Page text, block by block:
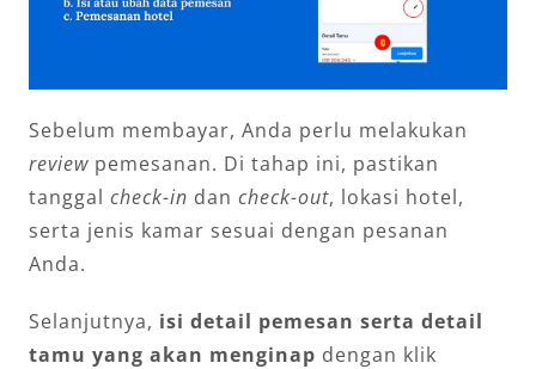
Sebelum membayar, Anda perlu melakukan
review pemesanan. Di tahap ini, pastikan
tanggal check-in dan check-out, lokasi hotel,
serta jenis kamar sesuai dengan pesanan
Anda.
Selanjutnya, isi detail pemesan serta detail
tamu yang akan menginap dengan klik